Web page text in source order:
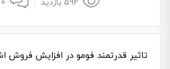
تاثیر قدرتمند فومو در افزایش فروش